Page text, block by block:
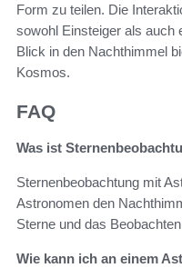
Form zu teilen. Die
sowohl Einsteiger als auch
Blick in den Nachthimmel
Kosmos.
FAQ
Was ist
Sternenbeobachtung mit
Astronomen den
Sterne und das
Wie kann ich an einem